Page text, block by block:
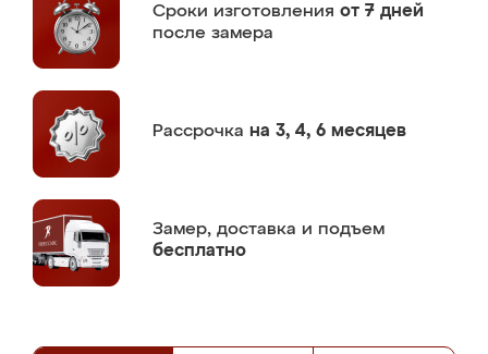
Сроки изготовления от 7 дней
после замера
Рассрочка на 3, 4, 6 месяцев
Замер, доставка и подъем
бесплатно